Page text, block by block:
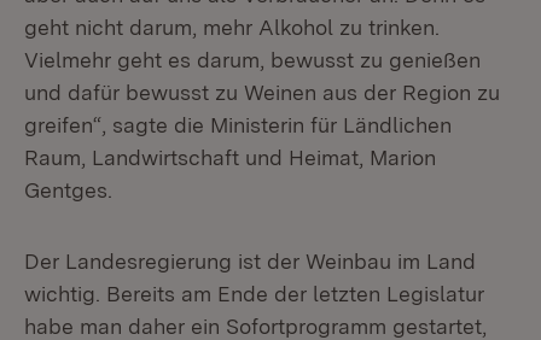
geht nicht darum, mehr Alkohol zu trinken.
Vielmehr geht es darum, bewusst zu genießen
und dafür bewusst zu Weinen aus der Region zu
greifen“, sagte die Ministerin für Ländlichen
Raum, Landwirtschaft und Heimat, Marion
Gentges.
Der Landesregierung ist der Weinbau im Land
wichtig. Bereits am Ende der letzten Legislatur
habe man daher ein Sofortprogramm gestartet,